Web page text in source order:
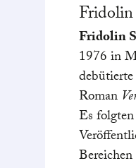
Fridolin
Fridolin
1976 in
Roman
Es folgten